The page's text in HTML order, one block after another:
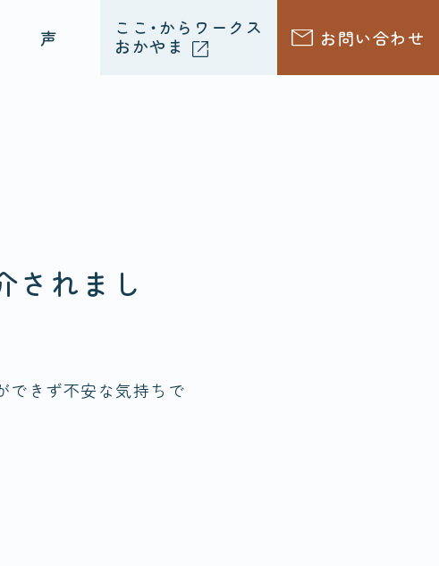
声
ここ・からワークス
おかやま
お問い合わせ
されまし
できず不安な気持ちで